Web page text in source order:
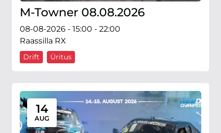
M-Towner 08.08.2026
08-08-2026 - 15:00 - 22:00
Raassilla RX
Drift Üritus
14
AUG